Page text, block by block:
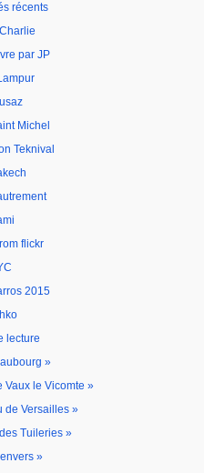
récents
par JP
Michel
Teknival
flickr
2015
lecture
»
Vaux le Vicomte »
de Versailles »
Tuileries »
»